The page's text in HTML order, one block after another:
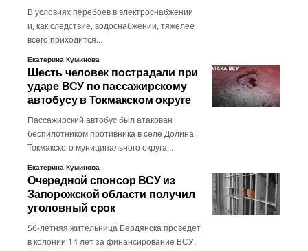
В условиях перебоев в электроснабжении
и, как следствие, водоснабжении, тяжелее
всего приходится…
Екатерина Куминова
Шесть человек пострадали при
ударе ВСУ по пассажирскому
автобусу в Токмакском округе
Пассажирский автобус был атакован
беспилотником противника в селе Долина
Токмакского муниципального округа…
Екатерина Куминова
Очередной спонсор ВСУ из
Запорожской области получил
уголовный срок
56-летняя жительница Бердянска проведет
в колонии 14 лет за финансирование ВСУ.